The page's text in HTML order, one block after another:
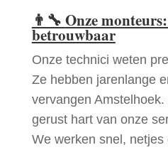
👨‍🔧 Onze
betrouwbaar
Onze technici weten
Ze hebben jarenlange
vervangen
gerust hart van onze
We werken snel, netjes